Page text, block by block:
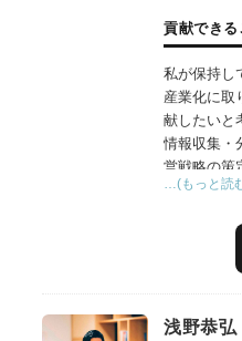
貢献できる
私が保持し
産業化に取
献したいと
情報収集・
営戦略の策
ズや市場動
のネーミ
案なども
ーケティン
…(もっと読
浅野恭弘